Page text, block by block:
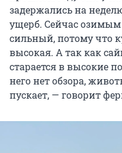
задержались на
ущерб. Сейчас
сильный, потому что
высокая. А так как
старается в высокие
него нет обзора,
пускает, — говорит